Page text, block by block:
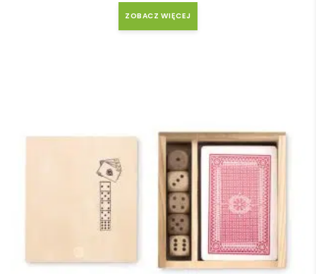
ZOBACZ WIĘCEJ